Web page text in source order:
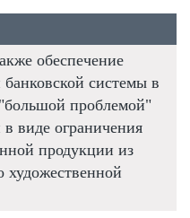
обеспечение
системы в
проблемой"
виде ограничения
продукции из
художественной